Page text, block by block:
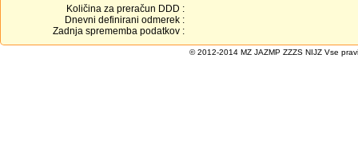
Količina za preračun DDD :
Dnevni definirani odmerek :
Zadnja sprememba podatkov :
© 2012-2014 MZ JAZMP ZZZS NIJZ Vse